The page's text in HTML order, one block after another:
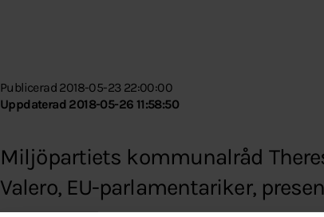
Publicerad 2018-05-23 22:00:00
Uppdaterad 2018-05-26 11:58:50
Miljöpartiets kommunalråd
Valero, EU-parlamentariker,